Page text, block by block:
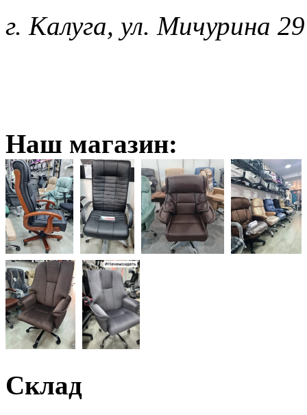
г. Калуга, ул. Мичурина 29
Наш магазин:
Склад